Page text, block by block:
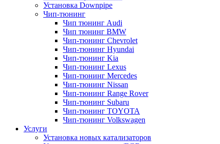
Установка Downpipe
Чип-тюнинг
Чип тюнинг Audi
Чип тюнинг BMW
Чип-тюнинг Chevrolet
Чип-тюнинг Hyundai
Чип-тюнинг Kia
Чип-тюнинг Lexus
Чип-тюнинг Mercedes
Чип-тюнинг Nissan
Чип-тюнинг Range Rover
Чип-тюнинг Subaru
Чип-тюнинг TOYOTA
Чип-тюнинг Volkswagen
Услуги
Установка новых катализаторов